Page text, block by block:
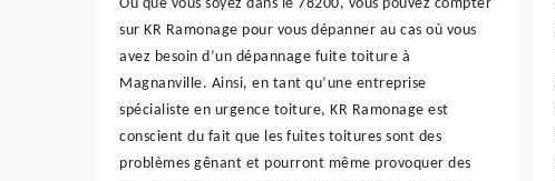
Où que vous soyez dans le 78200, vous pouvez compter
sur KR Ramonage pour vous dépanner au cas où vous
avez besoin d’un dépannage fuite toiture à
Magnanville. Ainsi, en tant qu’une entreprise
spécialiste en urgence toiture, KR Ramonage est
conscient du fait que les fuites toitures sont des
problèmes gênant et pourront même provoquer des